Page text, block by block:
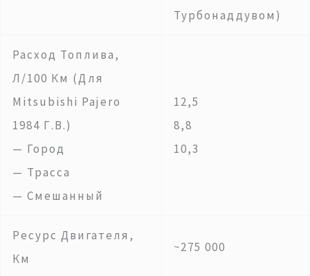
Турбонаддувом)
Расход Топлива,
Л/100 Км (для
Mitsubishi Pajero
1984 Г.в.)
— Город
— Трасса
— Смешанный
12,5
8,8
10,3
Ресурс Двигателя,
Км
~275 000